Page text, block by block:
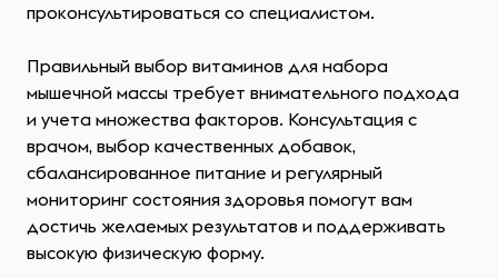
проконсультироваться со специалистом.
Правильный выбор витаминов для набора
мышечной массы требует внимательного подхода
и учета множества факторов. Консультация с
врачом, выбор качественных добавок,
сбалансированное питание и регулярный
мониторинг состояния здоровья помогут вам
достичь желаемых результатов и поддерживать
высокую физическую форму.